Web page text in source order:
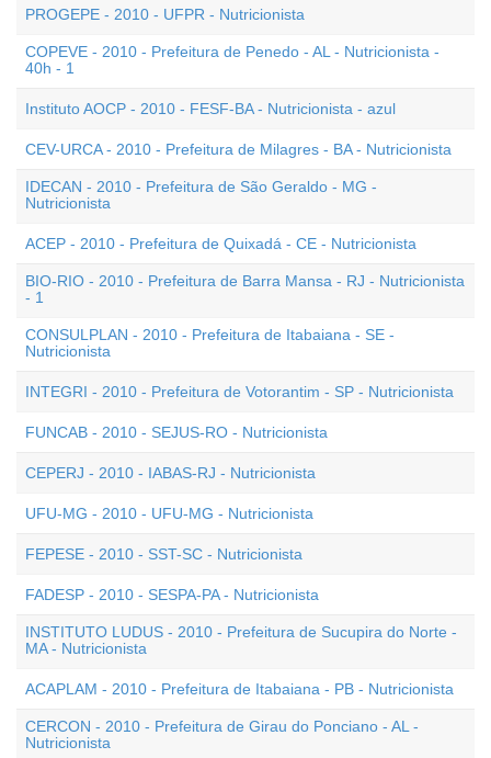
PROGEPE - 2010 - UFPR - Nutricionista
COPEVE - 2010 - Prefeitura de Penedo - AL - Nutricionista -
40h - 1
Instituto AOCP - 2010 - FESF-BA - Nutricionista - azul
CEV-URCA - 2010 - Prefeitura de Milagres - BA - Nutricionista
IDECAN - 2010 - Prefeitura de São Geraldo - MG -
Nutricionista
ACEP - 2010 - Prefeitura de Quixadá - CE - Nutricionista
BIO-RIO - 2010 - Prefeitura de Barra Mansa - RJ - Nutricionista
- 1
CONSULPLAN - 2010 - Prefeitura de Itabaiana - SE -
Nutricionista
INTEGRI - 2010 - Prefeitura de Votorantim - SP - Nutricionista
FUNCAB - 2010 - SEJUS-RO - Nutricionista
CEPERJ - 2010 - IABAS-RJ - Nutricionista
UFU-MG - 2010 - UFU-MG - Nutricionista
FEPESE - 2010 - SST-SC - Nutricionista
FADESP - 2010 - SESPA-PA - Nutricionista
INSTITUTO LUDUS - 2010 - Prefeitura de Sucupira do Norte -
MA - Nutricionista
ACAPLAM - 2010 - Prefeitura de Itabaiana - PB - Nutricionista
CERCON - 2010 - Prefeitura de Girau do Ponciano - AL -
Nutricionista